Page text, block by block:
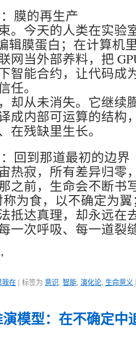
膜的再生产
。今天的人类在实验
辑膜蛋白；在计算机
网当外部养料，把
智能合约，让代码成
任。
却从未消失。它继续
成内部可运算的结构
在残缺里生长。
回到那道最初的边界
热寂，所有差异归零
之前，生命会不断书
称为食，以不确定为翼
抵达真理，却永远在
一次呼吸、每一道裂
我在 | 标签为 意识, 智能, 演化论, 生命意义
模型：在不确定中